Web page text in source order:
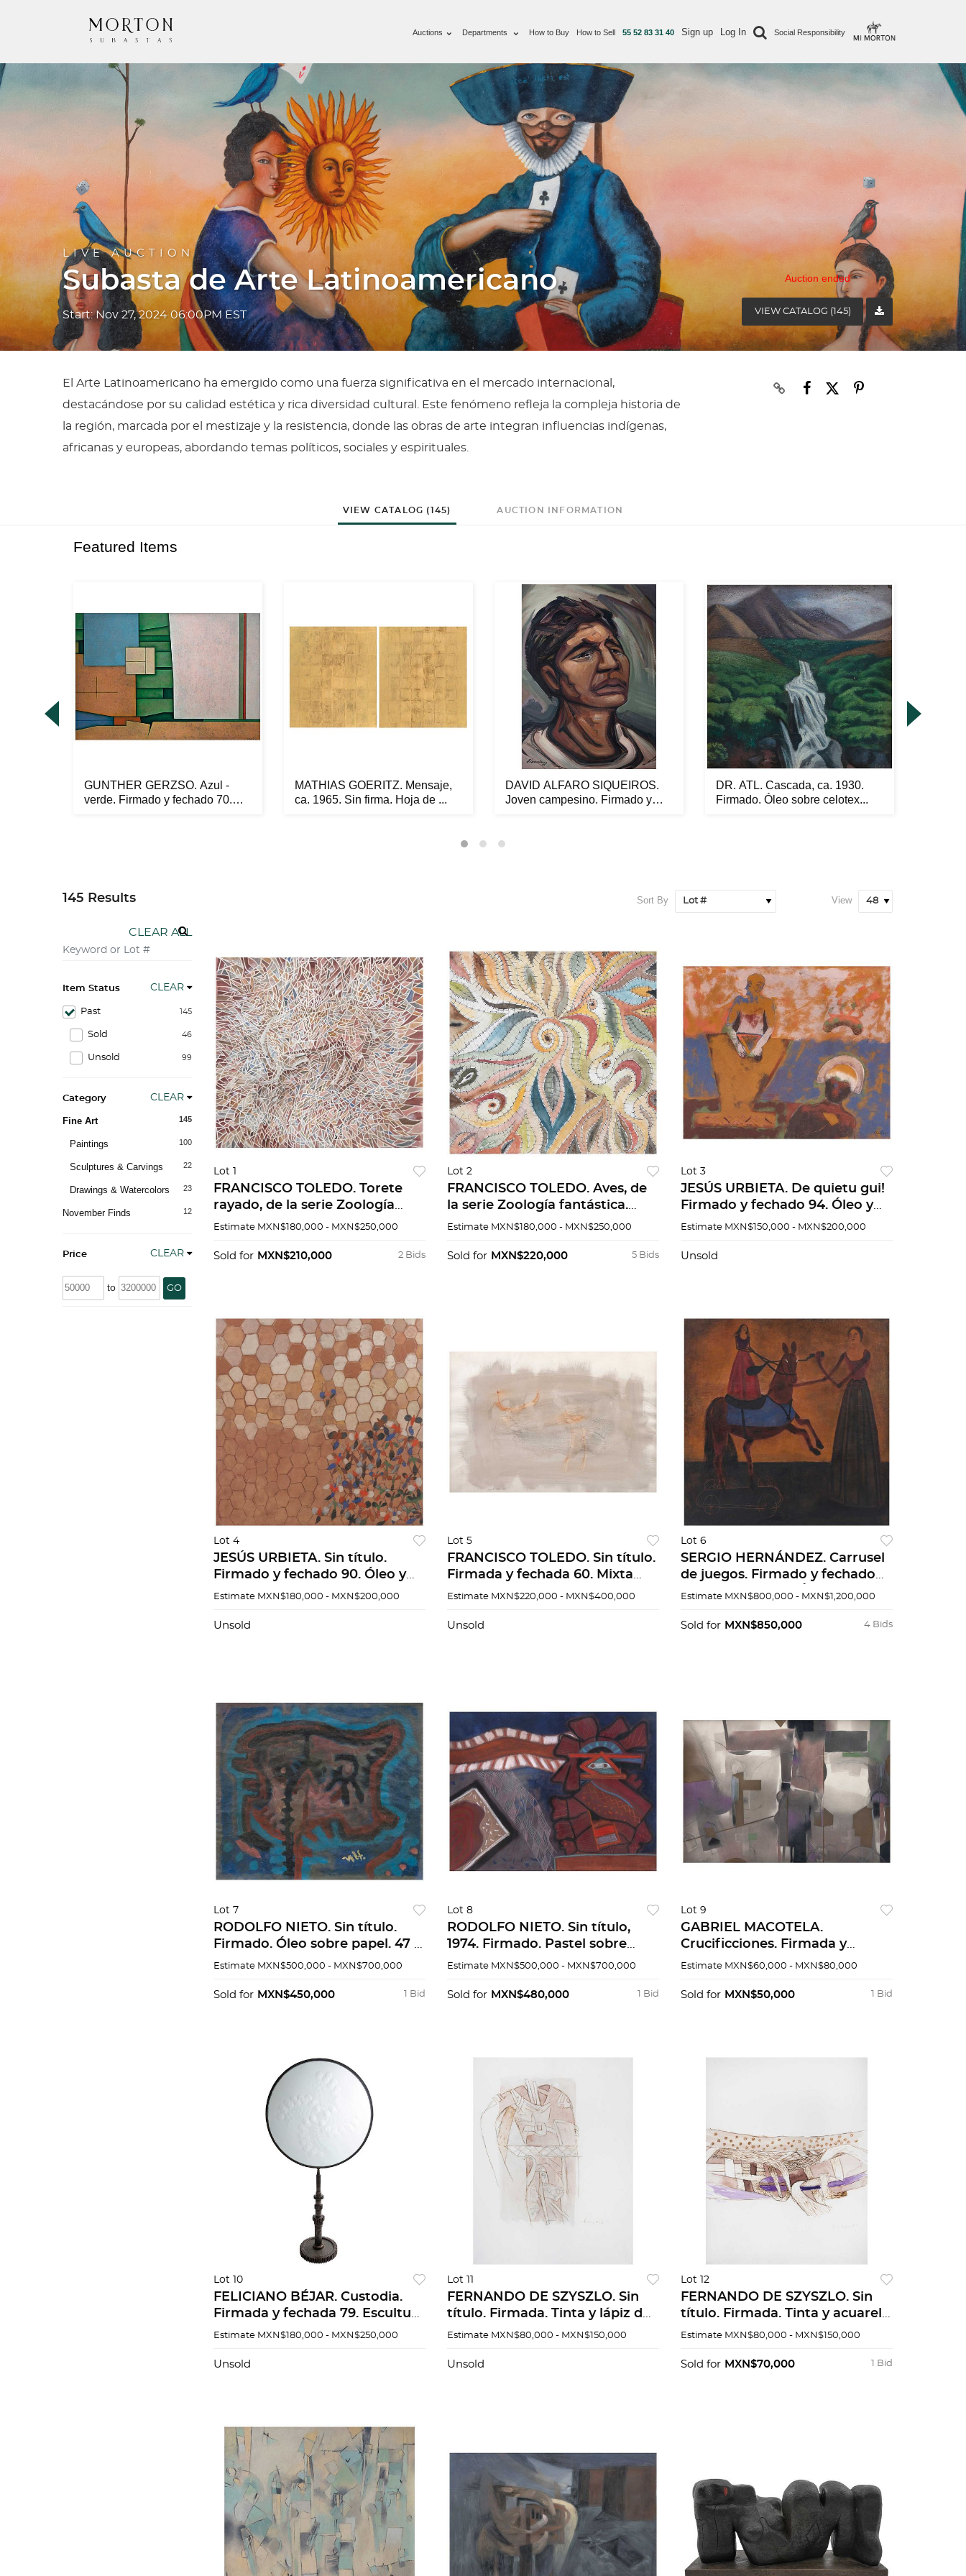
Auctions Departments How to Buy How to Sell 55 52 83 31 40 Sign up Log In Social Responsibility
LIVE AUCTION
Subasta de Arte Latinoamericano
Start: Nov 27, 2024 06:00PM EST
Auction ended
VIEW CATALOG (145)
El Arte Latinoamericano ha emergido como una fuerza significativa en el mercado internacional,
destacándose por su calidad estética y rica diversidad cultural. Este fenómeno refleja la compleja historia de
la región, marcada por el mestizaje y la resistencia, donde las obras de arte integran influencias indígenas,
africanas y europeas, abordando temas políticos, sociales y espirituales.
VIEW CATALOG (145) AUCTION INFORMATION
Featured Items
GUNTHER GERZSO. Azul -
verde. Firmado y fechado 70.
MATHIAS GOERITZ. Mensaje,
ca. 1965. Sin firma. Hoja de ...
DAVID ALFARO SIQUEIROS.
Joven campesino. Firmado y
DR. ATL. Cascada, ca. 1930.
Firmado. Óleo sobre celotex...
145 Results
CLEAR ALL
Item Status CLEAR
145
Past
46
Sold
99
Unsold
Category CLEAR
145
Fine Art
100
Paintings
22
Sculptures & Carvings
23
Drawings & Watercolors
12
November Finds
Price CLEAR
to GO
Sort By View
Lot 1
FRANCISCO TOLEDO. Torete
rayado, de la serie Zoología
fantástica. Firmada. Acuarela y
cm. Con documentos.
Estimate MXN$180,000 - MXN$250,000
2 Bids
Sold for MXN$210,000
Lot 2
FRANCISCO TOLEDO. Aves, de
la serie Zoología fantástica.
Firmada. Acuarela y tinta sobre
documentos.
Estimate MXN$180,000 - MXN$250,000
5 Bids
Sold for MXN$220,000
Lot 3
JESÚS URBIETA. De quietu gui!
Firmado y fechado 94. Óleo y
arena sobre tela. 100 x 120 cm.
Estimate MXN$150,000 - MXN$200,000
Unsold
Lot 4
JESÚS URBIETA. Sin título.
Firmado y fechado 90. Óleo y
arena sobre tela. 150 x 150 cm
Estimate MXN$180,000 - MXN$200,000
Unsold
Lot 5
FRANCISCO TOLEDO. Sin título.
Firmada y fechada 60. Mixta
sobre papel. 52 x 77 cm. Con
Estimate MXN$220,000 - MXN$400,000
Unsold
Lot 6
SERGIO HERNÁNDEZ. Carrusel
de juegos. Firmado y fechado
11-11-1993 Oaxaca. Óleo sobre
certificado.
Estimate MXN$800,000 - MXN$1,200,000
4 Bids
Sold for MXN$850,000
Lot 7
RODOLFO NIETO. Sin título.
Firmado. Óleo sobre papel. 47 x
54.5 cm. Con constancia.
Estimate MXN$500,000 - MXN$700,000
1 Bid
Sold for MXN$450,000
Lot 8
RODOLFO NIETO. Sin título,
1974. Firmado. Pastel sobre
papel. 49.5 x 64.5 cm. Con
Estimate MXN$500,000 - MXN$700,000
1 Bid
Sold for MXN$480,000
Lot 9
GABRIEL MACOTELA.
Crucificciones. Firmada y
fechada 86. Acuarela, pastel y
Estimate MXN$60,000 - MXN$80,000
1 Bid
Sold for MXN$50,000
Lot 10
FELICIANO BÉJAR. Custodia.
Firmada y fechada 79. Escultura
en acero y cristal. 152 x 80 x 20
recuperación.
Estimate MXN$180,000 - MXN$250,000
Unsold
Lot 11
FERNANDO DE SZYSZLO. Sin
título. Firmada. Tinta y lápiz de
grafito sobre papel. 29.5 x 23.5
Estimate MXN$80,000 - MXN$150,000
Unsold
Lot 12
FERNANDO DE SZYSZLO. Sin
título. Firmada. Tinta y acuarela
sobre papel. 29 x 23 cm
Estimate MXN$80,000 - MXN$150,000
1 Bid
Sold for MXN$70,000